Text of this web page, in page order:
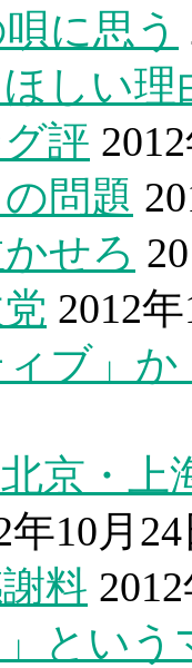
に思う
しい理
評
問題
せろ
2012
ィブ」
京・上
年10月
料
」とい